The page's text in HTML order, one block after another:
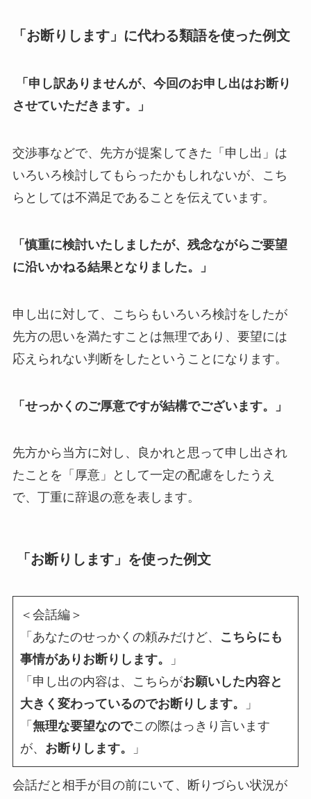
「お断りします」に代わる類語を使った例文
「申し訳ありませんが、今回のお申し出はお断り
させていただきます。」
交渉事などで、先方が提案してきた「申し出」は
いろいろ検討してもらったかもしれないが、こち
らとしては不満足であることを伝えています。
「慎重に検討いたしましたが、残念ながらご要望
に沿いかねる結果となりました。」
申し出に対して、こちらもいろいろ検討をしたが
先方の思いを満たすことは無理であり、要望には
応えられない判断をしたということになります。
「せっかくのご厚意ですが結構でございます。」
先方から当方に対し、良かれと思って申し出され
たことを「厚意」として一定の配慮をしたうえ
で、丁重に辞退の意を表します。
「お断りします」を使った例文
＜会話編＞
「あなたのせっかくの頼みだけど、
こちらにも
事情がありお断りします。
」
「申し出の内容は、こちらがお願いした内容と
大きく変わっているのでお断りします。
」
「 無理な要望なのでこの際はっきり言います
が、 お断りします。 」
会話だと相手が目の前にいて、断りづらい状況が